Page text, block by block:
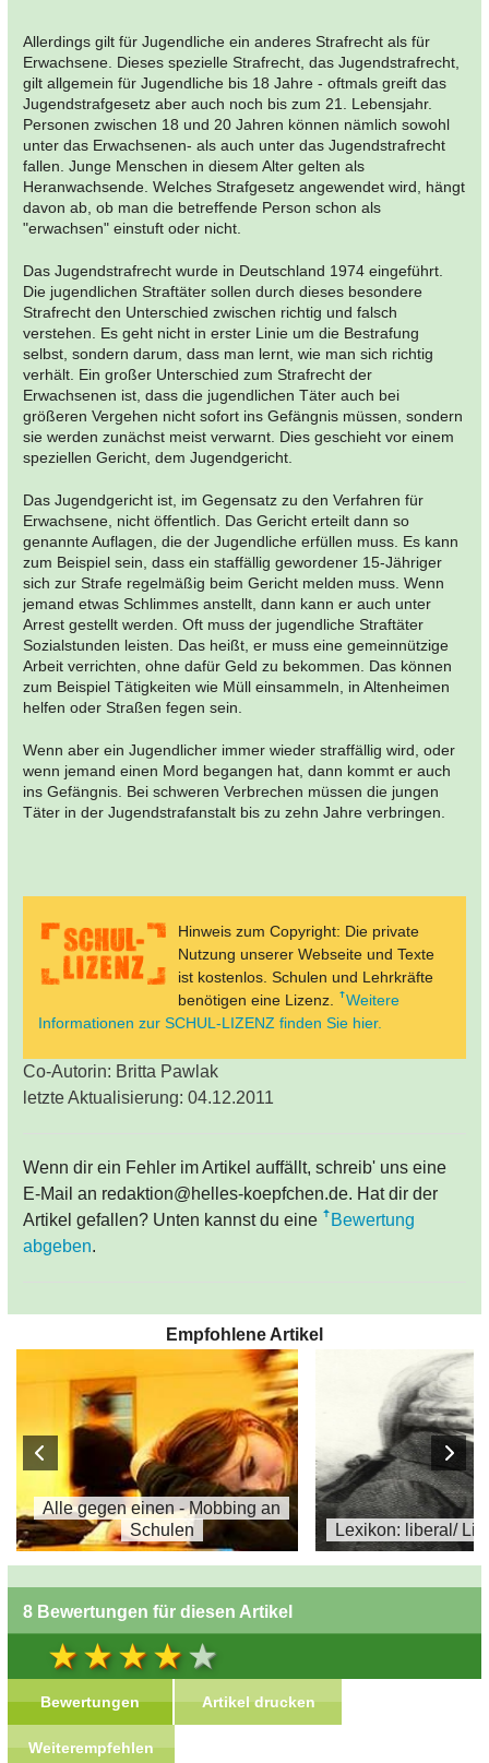
Allerdings gilt für Jugendliche ein anderes Strafrecht als für
Erwachsene. Dieses spezielle Strafrecht, das Jugendstrafrecht,
gilt allgemein für Jugendliche bis 18 Jahre - oftmals greift das
Jugendstrafgesetz aber auch noch bis zum 21. Lebensjahr.
Personen zwischen 18 und 20 Jahren können nämlich sowohl
unter das Erwachsenen- als auch unter das Jugendstrafrecht
fallen. Junge Menschen in diesem Alter gelten als
Heranwachsende. Welches Strafgesetz angewendet wird, hängt
davon ab, ob man die betreffende Person schon als
"erwachsen" einstuft oder nicht.
Das Jugendstrafrecht wurde in Deutschland 1974 eingeführt.
Die jugendlichen Straftäter sollen durch dieses besondere
Strafrecht den Unterschied zwischen richtig und falsch
verstehen. Es geht nicht in erster Linie um die Bestrafung
selbst, sondern darum, dass man lernt, wie man sich richtig
verhält. Ein großer Unterschied zum Strafrecht der
Erwachsenen ist, dass die jugendlichen Täter auch bei
größeren Vergehen nicht sofort ins Gefängnis müssen, sondern
sie werden zunächst meist verwarnt. Dies geschieht vor einem
speziellen Gericht, dem Jugendgericht.
Das Jugendgericht ist, im Gegensatz zu den Verfahren für
Erwachsene, nicht öffentlich. Das Gericht erteilt dann so
genannte Auflagen, die der Jugendliche erfüllen muss. Es kann
zum Beispiel sein, dass ein staffällig gewordener 15-Jähriger
sich zur Strafe regelmäßig beim Gericht melden muss. Wenn
jemand etwas Schlimmes anstellt, dann kann er auch unter
Arrest gestellt werden. Oft muss der jugendliche Straftäter
Sozialstunden leisten. Das heißt, er muss eine gemeinnützige
Arbeit verrichten, ohne dafür Geld zu bekommen. Das können
zum Beispiel Tätigkeiten wie Müll einsammeln, in Altenheimen
helfen oder Straßen fegen sein.
Wenn aber ein Jugendlicher immer wieder straffällig wird, oder
wenn jemand einen Mord begangen hat, dann kommt er auch
ins Gefängnis. Bei schweren Verbrechen müssen die jungen
Täter in der Jugendstrafanstalt bis zu zehn Jahre verbringen.
Hinweis zum Copyright: Die private
Nutzung unserer Webseite und Texte
ist kostenlos. Schulen und Lehrkräfte
benötigen eine Lizenz.
Weitere
Informationen zur SCHUL-LIZENZ finden Sie hier.
Co-Autorin: Britta Pawlak
letzte Aktualisierung: 04.12.2011
Wenn dir ein Fehler im Artikel auffällt, schreib' uns eine
E-Mail an redaktion@helles-koepfchen.de. Hat dir der
Artikel gefallen? Unten kannst du eine
Bewertung
abgeben.
Empfohlene Artikel
Alle gegen einen - Mobbing an
Schulen
Lexikon: liberal/
8 Bewertungen für diesen Artikel
Bewertungen Artikel drucken
Weiterempfehlen